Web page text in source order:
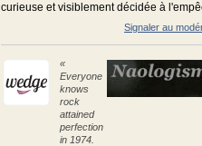
curieuse et visiblement décidée à
Signaler au
«
Everyone
knows
rock
attained
perfection
in 1974.